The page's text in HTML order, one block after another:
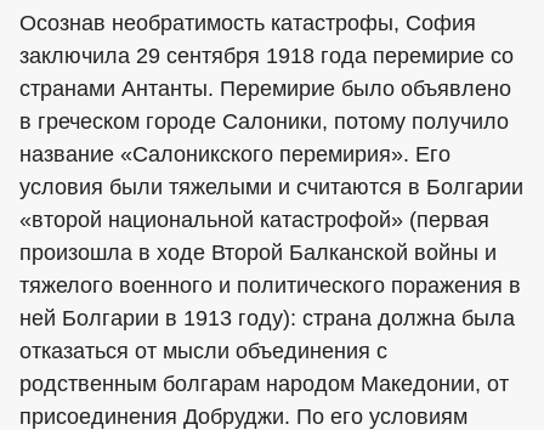
Осознав необратимость катастрофы, София
заключила 29 сентября 1918 года перемирие со
странами Антанты. Перемирие было объявлено
в греческом городе Салоники, потому получило
название «Салоникского перемирия». Его
условия были тяжелыми и считаются в Болгарии
«второй национальной катастрофой» (первая
произошла в ходе Второй Балканской войны и
тяжелого военного и политического поражения в
ней Болгарии в 1913 году): страна должна была
отказаться от мысли объединения с
родственным болгарам народом Македонии, от
присоединения Добруджи. По его условиям